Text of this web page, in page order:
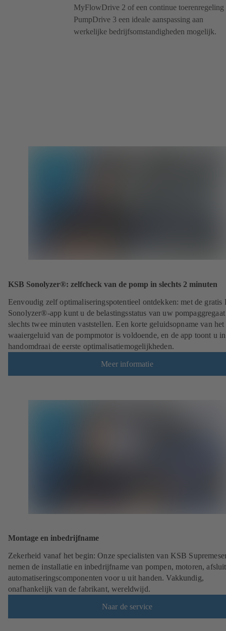
MyFlowDrive 2 of een continue toerenregeling
PumpDrive 3 een ideale aanspassing aan
werkelijke bedrijfsomstandigheden mogelijk.
KSB Sonolyzer®: zelfcheck van de pomp in slechts 2 minuten
Eenvoudig zelf optimaliseringspotentieel ontdekken: met de gratis
Sonolyzer®-app kunt u de belastingsstatus van uw
slechts twee minuten vaststellen. Een korte geluidsopname van het
waaiergeluid van de pompmotor is voldoende, en de app toont u
handomdraai de eerste optimalisatiemogelijkheden.
Meer informatie
Montage en inbedrijfname
Zekerheid vanaf het begin: Onze specialisten van KSB
nemen de installatie en inbedrijfname van pompen, motoren,
automatiseringscomponenten voor u uit handen. Vakkundig,
onafhankelijk van de fabrikant, wereldwijd.
Naar de service